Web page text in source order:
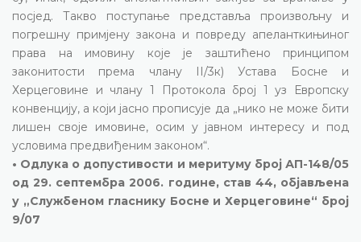
посјед. Такво поступање представља произвољну и
погрешну примјену закона и повреду апеланткињиног
права на имовину које је заштићено принципом
законитости према члану II/3к) Устава Босне и
Херцеговине и члану 1 Протокола број 1 уз Европску
конвенцију, а који јасно прописује да „нико не може бити
лишен своје имовине, осим у јавном интересу и под
условима предвиђеним законом“.
• Одлука о допустивости и меритуму број АП-148/05
од 29. септембра 2006. године, став 44, објављена
у „Службеном гласнику Босне и Херцеговине“ број
9/07